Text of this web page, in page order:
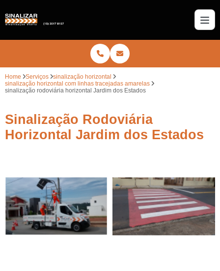
Home Serviços
sinalização horizontal
sinalização horizontal com linhas tracejadas amarelas
sinalização rodoviária horizontal Jardim dos Estados
Sinalização Rodoviária
Horizontal Jardim dos Estados